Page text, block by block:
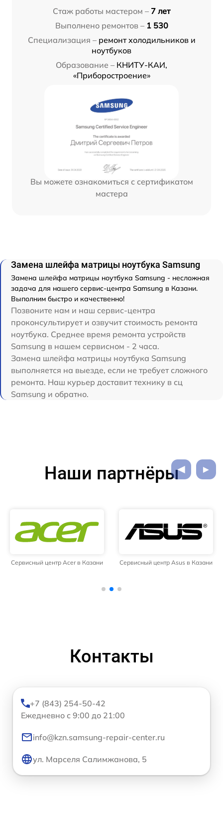
Стаж работы мастером – 7 лет
Выполнено ремонтов – 1 530
Специализация – ремонт холодильников и
ноутбуков
Образование – КНИТУ-КАИ,
«Приборостроение»
Вы можете ознакомиться с сертификатом
мастера
Замена шлейфа матрицы ноутбука Samsung
Замена шлейфа матрицы ноутбука Samsung - несложная
задача для нашего сервис-центра Samsung в Казани.
Выполним быстро и качественно!
Позвоните нам и наш сервис-центра
проконсультирует и озвучит стоимость ремонта
ноутбука. Среднее время ремонта устройств
Samsung в нашем сервисном - 2 часа.
Замена шлейфа матрицы ноутбука Samsung
выполняется на выезде, если не требует сложного
ремонта. Наш курьер доставит технику в сц
Samsung и обратно.
Наши партнёры
Сервисный центр Acer в Казани Сервисный центр Asus в Казани
Контакты
+7 (843) 254-50-42
Ежедневно с 9:00 до 21:00
info@kzn.samsung-repair-center.ru
ул. Марселя Салимжанова, 5